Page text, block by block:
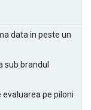
data in peste un
sub brandul
pe piloni